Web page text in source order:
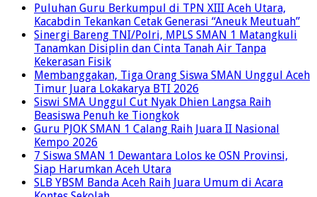
Puluhan Guru Berkumpul di TPN XIII Aceh Utara,
Kacabdin Tekankan Cetak Generasi “Aneuk Meutuah”
Sinergi Bareng TNI/Polri, MPLS SMAN 1 Matangkuli
Tanamkan Disiplin dan Cinta Tanah Air Tanpa
Kekerasan Fisik
Membanggakan, Tiga Orang Siswa SMAN Unggul Aceh
Timur Juara Lokakarya BTI 2026
Siswi SMA Unggul Cut Nyak Dhien Langsa Raih
Beasiswa Penuh ke Tiongkok
Guru PJOK SMAN 1 Calang Raih Juara II Nasional
Kempo 2026
7 Siswa SMAN 1 Dewantara Lolos ke OSN Provinsi,
Siap Harumkan Aceh Utara
SLB YBSM Banda Aceh Raih Juara Umum di Acara